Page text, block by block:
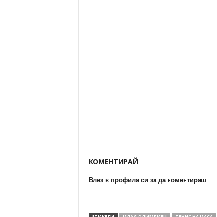
КОМЕНТИРАЙ
Влез в профила си за да коментираш